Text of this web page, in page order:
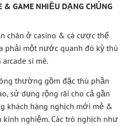
& GAME NHIỀU DẠNG CHỦNG
chân ở casino & cá cược thể
phải một nước quanh đó kỳ thú
si mê.
thường gồm đặc thù phần
sử dụng rộng rãi cho cả gần
khách hàng nghịch mới mẻ &
nghiệm. Các trò nghịch như